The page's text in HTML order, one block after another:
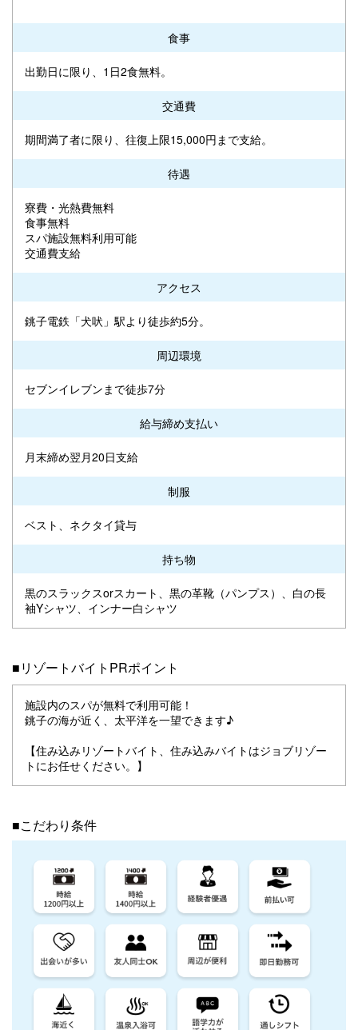
食事
出勤日に限り、1日2食無料。
交通費
期間満了者に限り、往復上限15,000円まで支給。
待遇
寮費・光熱費無料
食事無料
スパ施設無料利用可能
交通費支給
アクセス
銚子電鉄「犬吠」駅より徒歩約5分。
周辺環境
セブンイレブンまで徒歩7分
給与締め支払い
月末締め翌月20日支給
制服
ベスト、ネクタイ貸与
持ち物
黒のスラックスorスカート、黒の革靴（パンプス）、白の長
袖Yシャツ、インナー白シャツ
■リゾートバイトPRポイント
施設内のスパが無料で利用可能！
銚子の海が近く、太平洋を一望できます♪
【住み込みリゾートバイト、住み込みバイトはジョブリゾー
トにお任せください。】
■こだわり条件